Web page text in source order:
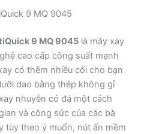
9 MQ 9045
9 MQ 9045 là máy xay
cao cấp công suất mạnh
có thêm nhiều cối cho bạn
dao bằng thép không gỉ
nhuyễn có đá một cách
và công sức của các bà
tùy theo ý muốn, nút ấn mềm